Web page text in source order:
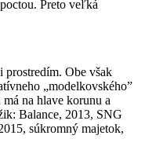
Preto veľká
prostredím. Obe však
„modelkovského”
na hlave korunu a
Balance, 2013, SNG
súkromný majetok,